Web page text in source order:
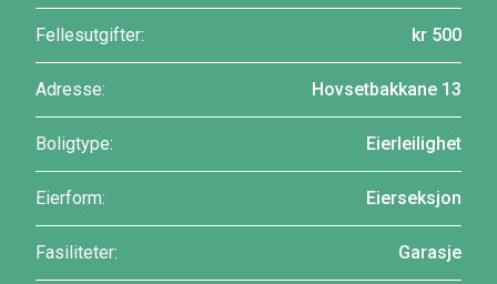
Fellesutgifter: kr 500
Adresse: Hovsetbakkane 13
Boligtype: Eierleilighet
Eierform: Eierseksjon
Fasiliteter: Garasje